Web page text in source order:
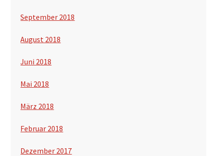
September 2018
August 2018
Juni 2018
Mai 2018
März 2018
Februar 2018
Dezember 2017